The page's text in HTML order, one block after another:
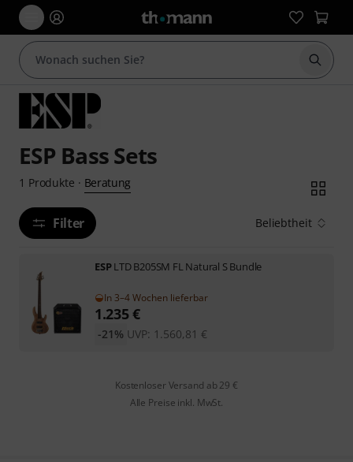
Suche
ESP Bass Sets
1 Produkte · Beratung
Filter Beliebtheit
ESPLTD B205SM FL Natural S Bundle
In 3–4 Wochen lieferbar
1.235€
UVP: 1.560,81 €
-21%
Kostenloser Versand ab 29 €
Alle Preise inkl. MwSt.